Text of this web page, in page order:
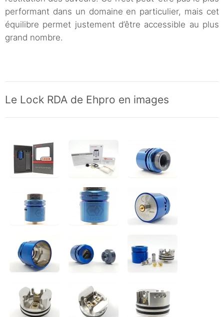
performant dans un domaine en particulier, mais cet
équilibre permet justement d’être accessible au plus
grand nombre.
Le Lock RDA de Ehpro en images